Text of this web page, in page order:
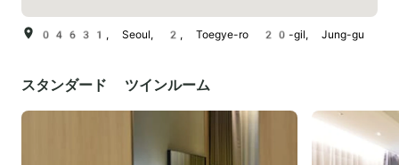
04631, Seoul, 2, Toegye-ro 20-gil, Jung-gu
スタンダード ツインルーム